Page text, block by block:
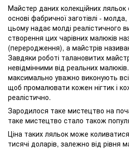
Майстер даних колекційних
основі фабричної заготівлі - молда,
цьому надає молді реалістичного
створення цих чарівних малюків
(переродження), а майстрів
Завдяки роботі талановитих
невідмінними від реальних
максимально уважно виконують
щоб промалювати кожен нігтик і
реалістично.
Зародилося таке мистецтво на
таке мистецтво стало також
Ціна таких ляльок може
тисячі доларів, залежно від рівня